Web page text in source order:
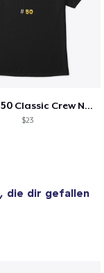
Episode 50 Classic Crew Neck T-Shirt
$23
, die dir gefallen